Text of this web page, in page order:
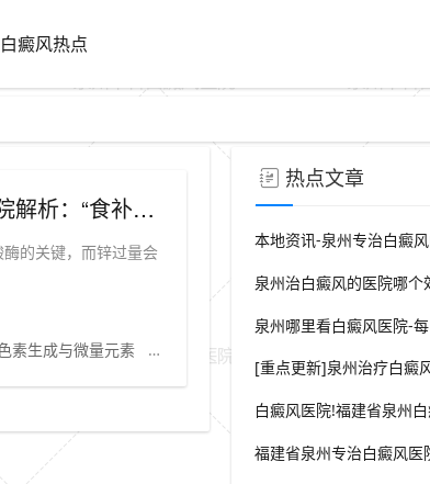
白癜风热点
（白癜风补铜指南）夏季白斑易扩散可能与“锌铜失衡”有关？泉州中科医院解析：“食补不对或让黑色素更难生成”
的关键，而锌过量会
素生成与微量元素 白癜风夏季护理指南
热点文章
福建省泉州专治白癜风医